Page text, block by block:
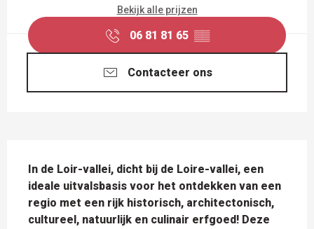
Bekijk alle prijzen
06 81 81 65 ▒▒
Contacteer ons
In de Loir-vallei, dicht bij de Loire-vallei, een
ideale uitvalsbasis voor het ontdekken van een
regio met een rijk historisch, architectonisch,
cultureel, natuurlijk en culinair erfgoed! Deze